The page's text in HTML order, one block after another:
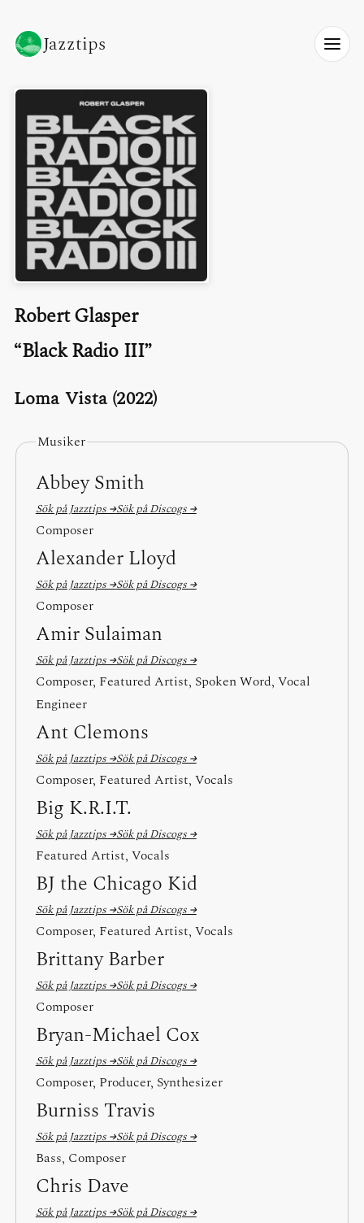
Jazztips
Robert Glasper
Black Radio III
Loma Vista (2022)
Musiker
Abbey Smith
Sök på Jazztips →Sök på Discogs →
Composer
Alexander Lloyd
Sök på Jazztips →Sök på Discogs →
Composer
Amir Sulaiman
Sök på Jazztips →Sök på Discogs →
Composer, Featured Artist, Spoken Word, Vocal
Engineer
Ant Clemons
Sök på Jazztips →Sök på Discogs →
Composer, Featured Artist, Vocals
Big K.R.I.T.
Sök på Jazztips →Sök på Discogs →
Featured Artist, Vocals
BJ the Chicago Kid
Sök på Jazztips →Sök på Discogs →
Composer, Featured Artist, Vocals
Brittany Barber
Sök på Jazztips →Sök på Discogs →
Composer
Bryan-Michael Cox
Sök på Jazztips →Sök på Discogs →
Composer, Producer, Synthesizer
Burniss Travis
Sök på Jazztips →Sök på Discogs →
Bass, Composer
Chris Dave
Sök på Jazztips →Sök på Discogs →